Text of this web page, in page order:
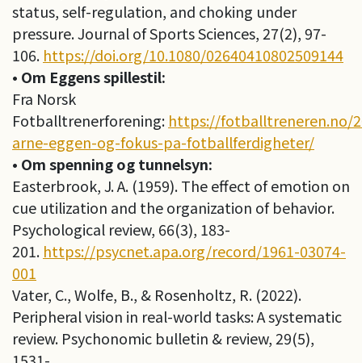
status, self-regulation, and choking under
pressure. Journal of Sports Sciences, 27(2), 97-
106. https://doi.org/10.1080/02640410802509144
• Om Eggens spillestil:
Fra Norsk
Fotballtrenerforening: https://fotballtreneren.no/
arne-eggen-og-fokus-pa-fotballferdigheter/
• Om spenning og tunnelsyn:
Easterbrook, J. A. (1959). The effect of emotion on
cue utilization and the organization of behavior.
Psychological review, 66(3), 183-
201. https://psycnet.apa.org/record/1961-03074-
001
Vater, C., Wolfe, B., & Rosenholtz, R. (2022).
Peripheral vision in real-world tasks: A systematic
review. Psychonomic bulletin & review, 29(5),